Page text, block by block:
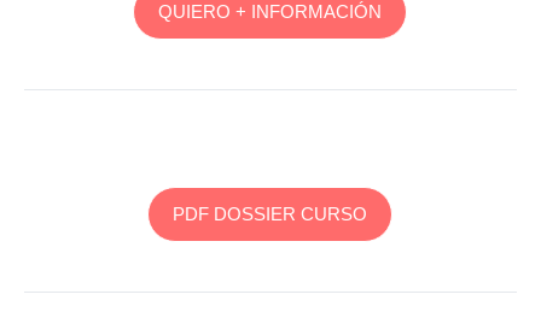
QUIERO + INFORMACIÓN
PDF DOSSIER CURSO